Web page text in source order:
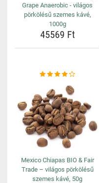
Grape Anaerobic - világos
pörkölésű szemes kávé,
1000g
45569 Ft
Mexico Chiapas BIO & Fair
Trade – világos pörkölésű
szemes kávé, 50g